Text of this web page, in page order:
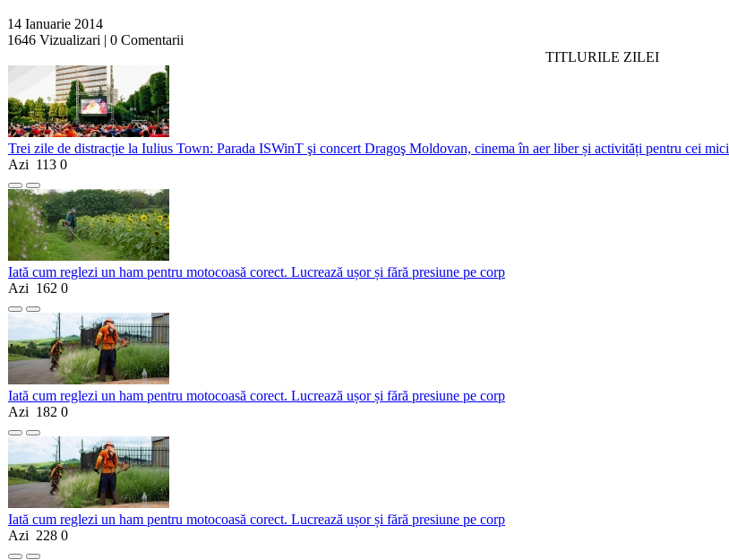
14 Ianuarie 2014
1646 Vizualizari | 0 Comentarii
TITLURILE ZILEI
Trei zile de distracție la Iulius Town: Parada ISWinT şi concert Dragoş Moldovan, cinema în aer liber și activități pentru cei mici
Azi 113 0
Iată cum reglezi un ham pentru motocoasă corect. Lucrează ușor și fără presiune pe corp
Azi 162 0
Iată cum reglezi un ham pentru motocoasă corect. Lucrează ușor și fără presiune pe corp
Azi 182 0
Iată cum reglezi un ham pentru motocoasă corect. Lucrează ușor și fără presiune pe corp
Azi 228 0